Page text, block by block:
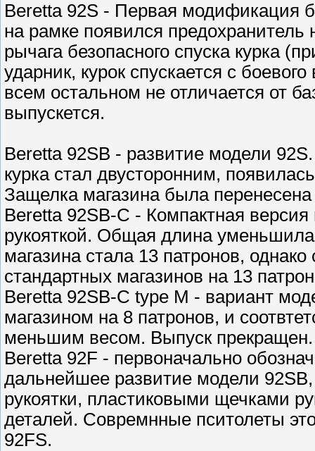
Beretta 92S - Первая модификация
на рамке появился
рычага безопасного спуска курка
ударник, курок спускается с
всем остальном не отличается от
выпускется.
Beretta 92SB - развитие модели
курка стал двусторонним,
Защелка магазина была
Beretta 92SB-C - Компактная
рукояткой. Общая длина
магазина стала 13 патронов,
стандартных магазинов на 13
Beretta 92SB-C type M - вариант
магазином на 8 патронов, и
меньшим весом. Выпуск прекращен.
Beretta 92F - первоначально
дальнейшее развитие модели
рукоятки, пластиковыми щечками
деталей. Совремнные пситолеты
92FS.